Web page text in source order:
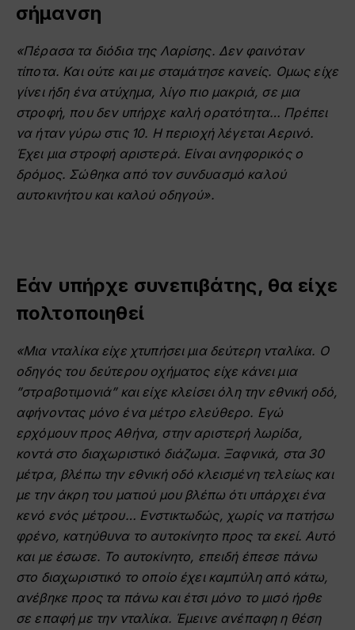
σήμανση
«Πέρασα τα διόδια της Λαρίσης. Δεν φαινόταν
τίποτα. Και ούτε και με σταμάτησε κανείς. Ομως είχε
γίνει ήδη ένα ατύχημα, λίγο πιο μακριά, σε μια
στροφή, που δεν υπήρχε καλή ορατότητα… Πρέπει
να ήταν γύρω στις 10. Η περιοχή λέγεται Αερινό.
Έχει μια στροφή αριστερά. Είναι ανηφορικός ο
δρόμος. Σώθηκα από τον συνδυασμό καλού
αυτοκινήτου και καλού οδηγού».
Εάν υπήρχε συνεπιβάτης, θα είχε
πολτοποιηθεί
«Μια νταλίκα είχε χτυπήσει μια δεύτερη νταλίκα. Ο
οδηγός του δεύτερου οχήματος είχε κάνει μια
”στραβοτιμονιά” και είχε κλείσει όλη την εθνική οδό,
αφήνοντας μόνο ένα μέτρο ελεύθερο. Εγώ
ερχόμουν προς Αθήνα, στην αριστερή λωρίδα,
κοντά στο διαχωριστικό διάζωμα. Ξαφνικά, στα 30
μέτρα, βλέπω την εθνική οδό κλεισμένη τελείως και
με την άκρη του ματιού μου βλέπω ότι υπάρχει ένα
κενό ενός μέτρου… Ενστικτωδώς, χωρίς να πατήσω
φρένο, κατηύθυνα το αυτοκίνητο προς τα εκεί. Αυτό
και με έσωσε. Το αυτοκίνητο, επειδή έπεσε πάνω
στο διαχωριστικό το οποίο έχει καμπύλη από κάτω,
ανέβηκε προς τα πάνω και έτσι μόνο το μισό ήρθε
σε επαφή με την νταλίκα. Έμεινε ανέπαφη η θέση